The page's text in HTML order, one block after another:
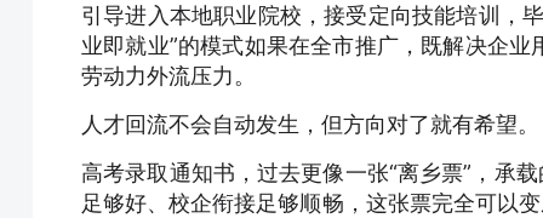
引导进入本地职业院校，接受定向技能培训，
业即就业”的模式如果在全市推广，既解决企
劳动力外流压力。
人才回流不会自动发生，但方向对了就有希望。
高考录取通知书，过去更像一张“离乡票”，承
足够好、校企衔接足够顺畅，这张票完全可以